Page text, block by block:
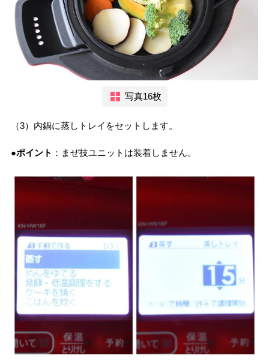
写真16枚
（3）内鍋に蒸しトレイをセットします。
●ポイント ：まぜ技ユニットは装着しません。